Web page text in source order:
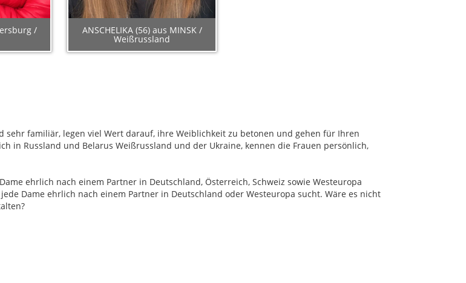
/ ANSCHELIKA (56) aus MINSK /
Weißrussland
sehr familiär, legen viel Wert darauf, ihre Weiblichkeit zu betonen und gehen für Ihren
in Russland und Belarus Weißrussland und der Ukraine, kennen die Frauen persönlich,
ehrlich nach einem Partner in Deutschland, Österreich, Schweiz sowie Westeuropa
Dame ehrlich nach einem Partner in Deutschland oder Westeuropa sucht. Wäre es nicht